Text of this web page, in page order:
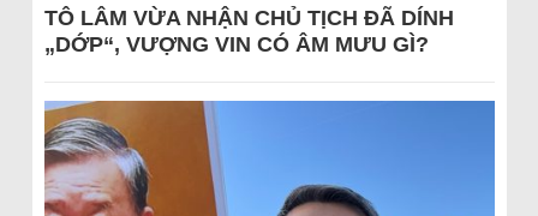
TÔ LÂM VỪA NHẬN CHỦ TỊCH ĐÃ DÍNH
„DỚP“, VƯỢNG VIN CÓ ÂM MƯU GÌ?